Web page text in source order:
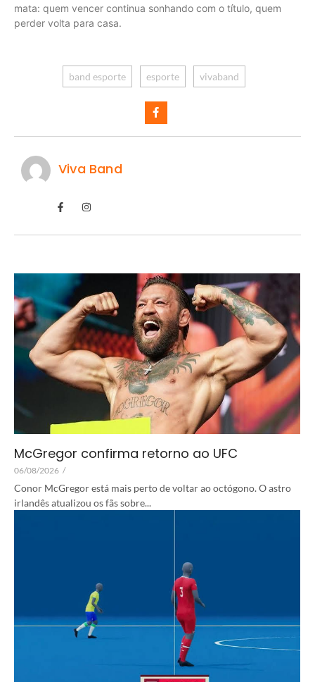
mata: quem vencer continua sonhando com o título, quem
perder volta para casa.
band esporte esporte vivaband
Viva Band
McGregor confirma retorno ao UFC
06/08/2026 /
Conor McGregor está mais perto de voltar ao octógono. O astro
irlandês atualizou os fãs sobre...